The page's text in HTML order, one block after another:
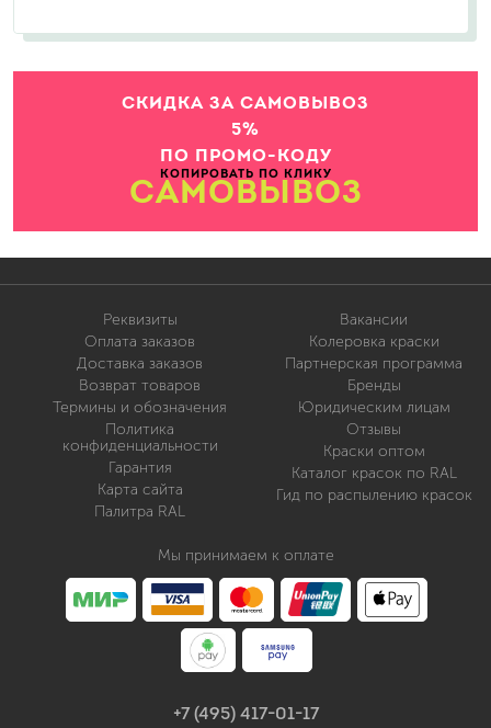
СКИДКА ЗА САМОВЫВОЗ
5%
ПО ПРОМО-КОДУ
КОПИРОВАТЬ ПО КЛИКУ
САМОВЫВОЗ
Реквизиты
Оплата заказов
Доставка заказов
Возврат товаров
Термины и обозначения
Политика
конфиденциальности
Гарантия
Карта сайта
Палитра RAL
Вакансии
Колеровка краски
Партнерская программа
Бренды
Юридическим лицам
Отзывы
Краски оптом
Каталог красок по RAL
Гид по распылению красок
Мы принимаем к оплате
+7 (495) 417-01-17